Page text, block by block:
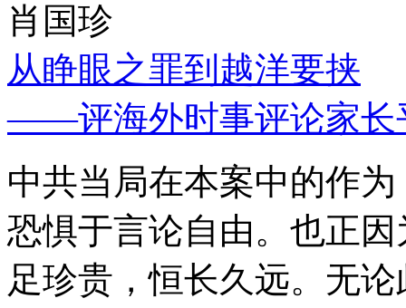
肖国珍
从睁眼之罪到越洋要挟
——评海外时事评论家长
中共当局在本案中的作
恐惧于言论自由。也正
足珍贵，恒长久远。无